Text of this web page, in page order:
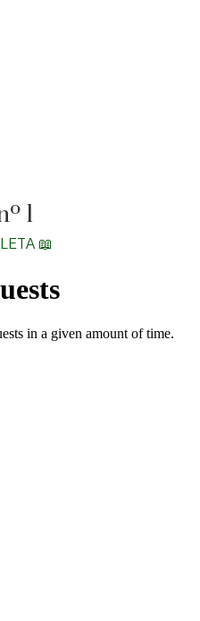
1
📖